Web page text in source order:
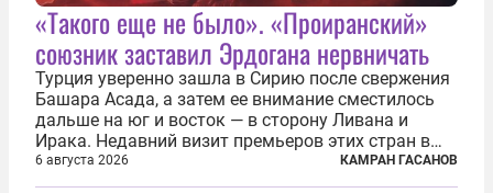
«Такого еще не было». «Проиранский»
союзник заставил Эрдогана нервничать
Турция уверенно зашла в Сирию после свержения
Башара Асада, а затем ее внимание сместилось
дальше на юг и восток — в сторону Ливана и
Ирака. Недавний визит премьеров этих стран в
Анкару, договоры об участии турецкой компании
TPAO в разработке нефти иракского Киркука и
6 августа 2026 КАМРАН ГАСАНОВ